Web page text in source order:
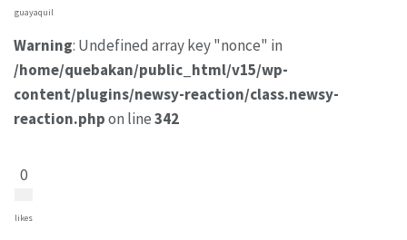
guayaquil
Warning: Undefined array key "nonce" in
/home/quebakan/public_html/v15/wp-
content/plugins/newsy-reaction/class.newsy-
reaction.phpon line342
0
likes